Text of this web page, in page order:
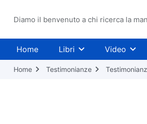
Diamo il benvenuto a chi ricerca la
Home Libri Video
Home Testimonianze